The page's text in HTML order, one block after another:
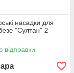
насадки для
"Султан" 2
відправки